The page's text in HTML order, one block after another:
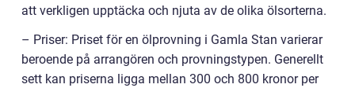
att verkligen upptäcka och njuta av de olika ölsorterna.
– Priser: Priset för en ölprovning i Gamla Stan varierar
beroende på arrangören och provningstypen. Generellt
sett kan priserna ligga mellan 300 och 800 kronor per